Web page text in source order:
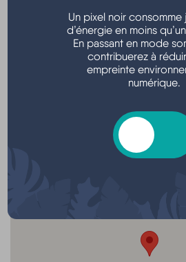
Localisation
Un pixel noir consomme
d’énergie en moins
En passant en mode
contribuerez à
empreinte
numérique.